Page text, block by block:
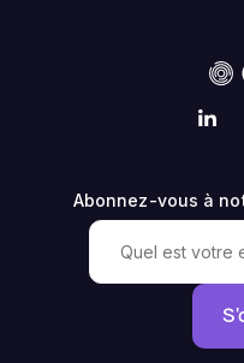
Abonnez-vous à